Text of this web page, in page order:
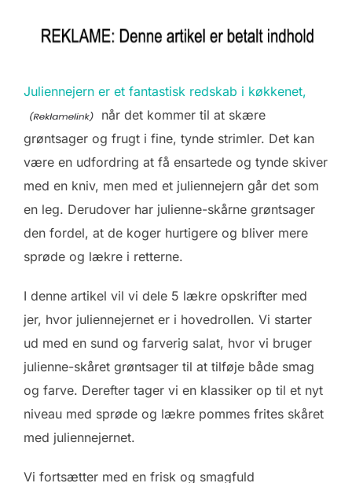
Juliennejern er et fantastisk redskab i køkkenet,
når det kommer til at skære
grøntsager og frugt i fine, tynde strimler. Det kan
være en udfordring at få ensartede og tynde skiver
med en kniv, men med et juliennejern går det som
en leg. Derudover har julienne-skårne grøntsager
den fordel, at de koger hurtigere og bliver mere
sprøde og lækre i retterne.
I denne artikel vil vi dele 5 lækre opskrifter med
jer, hvor juliennejernet er i hovedrollen. Vi starter
ud med en sund og farverig salat, hvor vi bruger
julienne-skåret grøntsager til at tilføje både smag
og farve. Derefter tager vi en klassiker op til et nyt
niveau med sprøde og lækre pommes frites skåret
med juliennejernet.
Vi fortsætter med en frisk og smagfuld